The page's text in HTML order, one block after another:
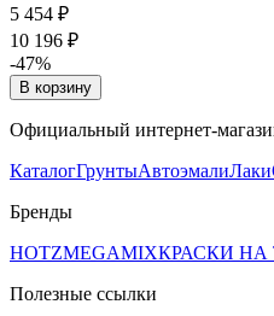
5 454 ₽
10 196 ₽
-47%
В корзину
Официальный интернет-
КаталогГрунтыАвтоэмалиЛаки
Бренды
HOTZMEGAMIXКРАСКИ НА
Полезные ссылки